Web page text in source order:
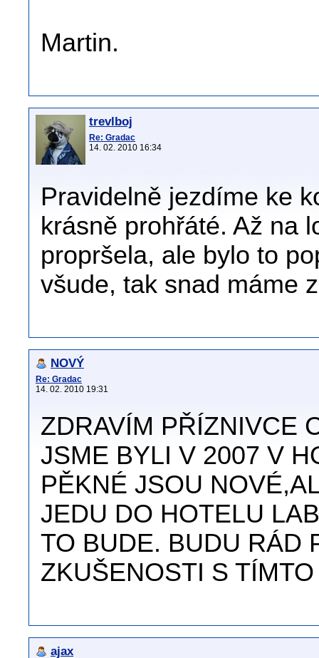
Martin.
trevlboj
Re: Gradac
14. 02. 2010 16:34
Pravidelně jezdíme ke
krásně prohřáté. Až na
propršela, ale bylo to
všude, tak snad máme
NOVÝ
Re: Gradac
14. 02. 2010 19:31
ZDRAVÍM PŘÍZNIVCE
JSME BYLI V 2007 V
PĚKNÉ JSOU
JEDU DO HOTELU
TO BUDE. BUDU RÁD
ZKUŠENOSTI S
ajax